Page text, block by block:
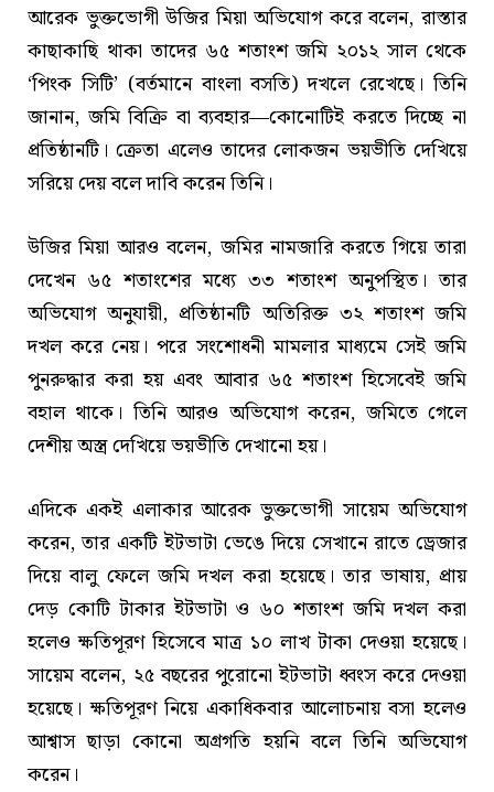
আরেক ভুক্তভোগী উজির মিয়া অভিযোগ করে বলেন, রাস্তার
কাছাকাছি থাকা তাদের ৬৫ শতাংশ জমি ২০১২ সাল থেকে
‘পিংক সিটি’ (বর্তমানে বাংলা বসতি) দখলে রেখেছে। তিনি
জানান, জমি বিক্রি বা ব্যবহার—কোনোটিই করতে দিচ্ছে না
প্রতিষ্ঠানটি। ক্রেতা এলেও তাদের লোকজন ভয়ভীতি দেখিয়ে
সরিয়ে দেয় বলে দাবি করেন তিনি।
উজির মিয়া আরও বলেন, জমির নামজারি করতে গিয়ে তারা
দেখেন ৬৫ শতাংশের মধ্যে ৩৩ শতাংশ অনুপস্থিত। তার
অভিযোগ অনুযায়ী, প্রতিষ্ঠানটি অতিরিক্ত ৩২ শতাংশ জমি
দখল করে নেয়। পরে সংশোধনী মামলার মাধ্যমে সেই জমি
পুনরুদ্ধার করা হয় এবং আবার ৬৫ শতাংশ হিসেবেই জমি
বহাল থাকে। তিনি আরও অভিযোগ করেন, জমিতে গেলে
দেশীয় অস্ত্র দেখিয়ে ভয়ভীতি দেখানো হয়।
এদিকে একই এলাকার আরেক ভুক্তভোগী সায়েম অভিযোগ
করেন, তার একটি ইটভাটা ভেঙে দিয়ে সেখানে রাতে ড্রেজার
দিয়ে বালু ফেলে জমি দখল করা হয়েছে। তার ভাষায়, প্রায়
দেড় কোটি টাকার ইটভাটা ও ৬০ শতাংশ জমি দখল করা
হলেও ক্ষতিপূরণ হিসেবে মাত্র ১০ লাখ টাকা দেওয়া হয়েছে।
সায়েম বলেন, ২৫ বছরের পুরোনো ইটভাটা ধ্বংস করে দেওয়া
হয়েছে। ক্ষতিপূরণ নিয়ে একাধিকবার আলোচনায় বসা হলেও
আশ্বাস ছাড়া কোনো অগ্রগতি হয়নি বলে তিনি অভিযোগ
করেন।